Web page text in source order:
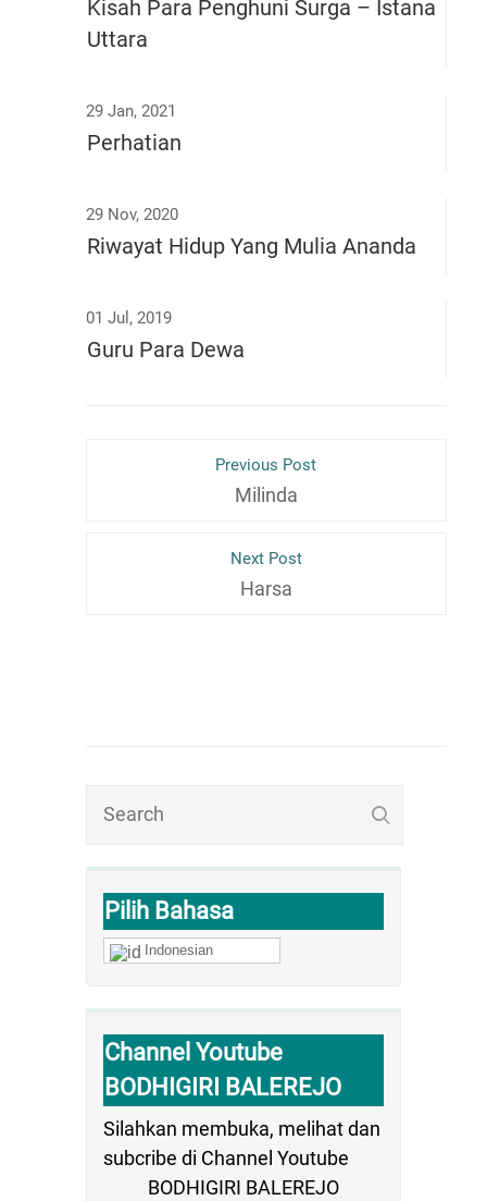
Pilih Bahasa
Indonesian
Channel Youtube
BODHIGIRI BALEREJO
Silahkan membuka, melihat dan
subcribe di Channel Youtube
BODHIGIRI BALEREJO
Kisah Para Penghuni Surga – Istana
Uttara
29 Jan, 2021
Perhatian
29 Nov, 2020
Riwayat Hidup Yang Mulia Ananda
01 Jul, 2019
Guru Para Dewa
Previous Post
Milinda
Next Post
Harsa